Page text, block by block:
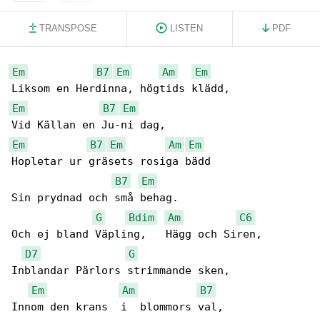
TRANSPOSE LISTEN PDF
Em B7 Em Am
Em
Em
B7
Em
Em
B7 Em Am
Em
Hopletar ur gräsets rosiga bädd
B7
Em
Sin prydnad och små behag.
G
Bdim Am
C6
Och ej bland Väpling,   Hägg och Siren,
D7
G
Inblandar Pärlors strimmande sken,
Em
Am
B7